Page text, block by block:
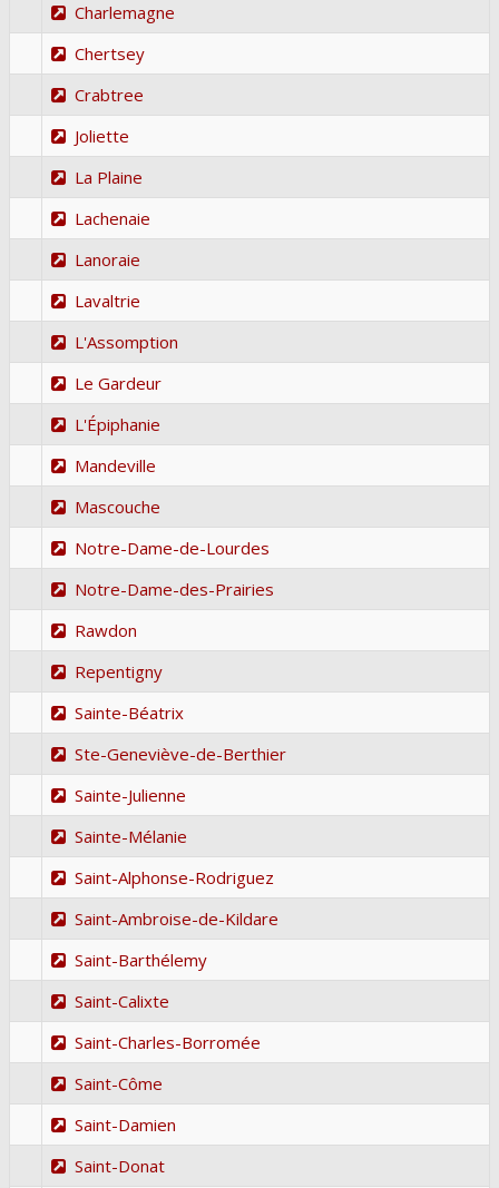
Charlemagne
Chertsey
Crabtree
Joliette
La Plaine
Lachenaie
Lanoraie
Lavaltrie
L'Assomption
Le Gardeur
L'Épiphanie
Mandeville
Mascouche
Notre-Dame-de-Lourdes
Notre-Dame-des-Prairies
Rawdon
Repentigny
Sainte-Béatrix
Ste-Geneviève-de-Berthier
Sainte-Julienne
Sainte-Mélanie
Saint-Alphonse-Rodriguez
Saint-Ambroise-de-Kildare
Saint-Barthélemy
Saint-Calixte
Saint-Charles-Borromée
Saint-Côme
Saint-Damien
Saint-Donat